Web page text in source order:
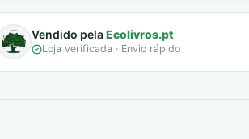
Vendido pelaEcolivros.pt
Loja verificada · Envio rápido